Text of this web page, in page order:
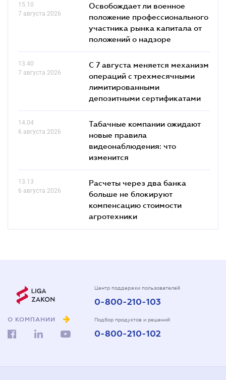
15.10
7 августа 2026
Освобождает ли военное
положение профессионального
участника рынка капитала от
положений о надзоре
13.40
7 августа 2026
С 7 августа меняется механизм
операций с трехмесячными
лимитированными
депозитными сертификатами
14.04
6 августа 2026
Табачные компании ожидают
новые правила
видеонаблюдения: что
изменится
13.13
6 августа 2026
Расчеты через два банка
больше не блокируют
компенсацию стоимости
агротехники
О КОМПАНИИ
Центр поддержки пользователей
0-800-210-103
Подбор продуктов и решений
0-800-210-102